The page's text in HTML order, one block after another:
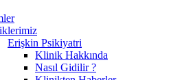
Erişkin Psikiyatri
Klinik Hakkında
Nasıl Gidilir ?